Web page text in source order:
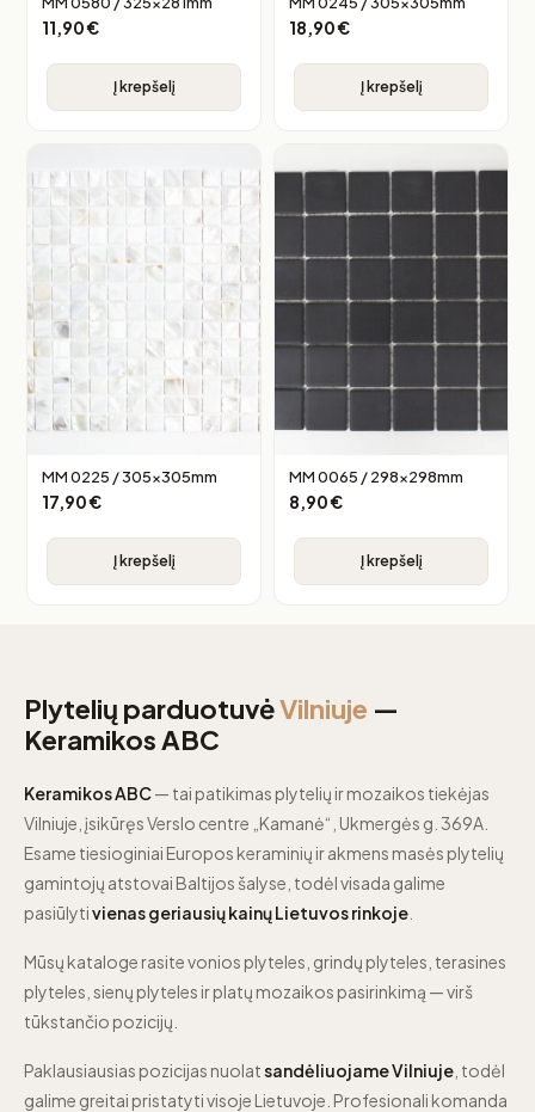
11,90€
Į krepšelį
18,90€
Į krepšelį
MM 0225 / 305x305mm
17,90€
Į krepšelį
MM 0065 / 298x298mm
8,90€
Į krepšelį
Plytelių parduotuvėVilniuje —
Keramikos ABC
Keramikos ABC— tai patikimas plytelių ir mozaikos tiekėjas
Vilniuje, įsikūręs Verslo centre „Kamanė“, Ukmergės g. 369A.
Esame tiesioginiai Europos keraminių ir akmens masės plytelių
gamintojų atstovai Baltijos šalyse, todėl visada galime
pasiūlytivienas geriausių kainų Lietuvos rinkoje
Mūsų kataloge rasite vonios plyteles, grindų plyteles, terasines
plyteles, sienų plyteles ir platų mozaikos pasirinkimą — virš
tūkstančio pozicijų.
Paklausiausias pozicijas nuolatsandėliuojame Vilniuje , todėl
galime greitai pristatyti visoje Lietuvoje. Profesionali komanda